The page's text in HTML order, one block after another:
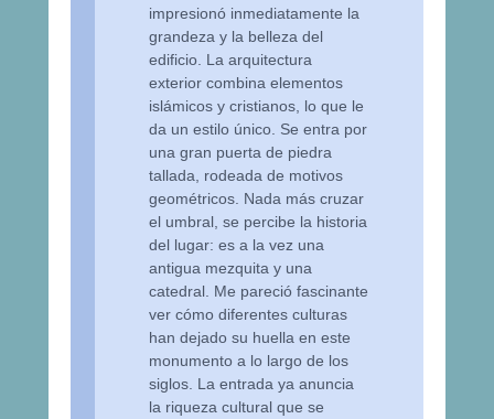
impresionó inmediatamente la
grandeza y la belleza del
edificio. La arquitectura
exterior combina elementos
islámicos y cristianos, lo que le
da un estilo único. Se entra por
una gran puerta de piedra
tallada, rodeada de motivos
geométricos. Nada más cruzar
el umbral, se percibe la historia
del lugar: es a la vez una
antigua mezquita y una
catedral. Me pareció fascinante
ver cómo diferentes culturas
han dejado su huella en este
monumento a lo largo de los
siglos. La entrada ya anuncia
la riqueza cultural que se